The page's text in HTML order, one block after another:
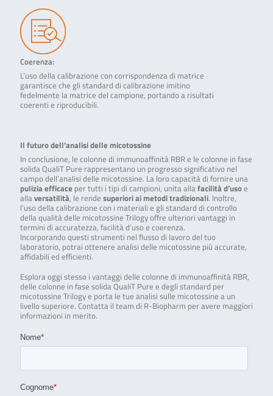
Coerenza:
L’uso della calibrazione con corrispondenza di matrice
garantisce che gli standard di calibrazione imitino
fedelmente la matrice del campione, portando a risultati
coerenti e riproducibili.
Il futuro dell’analisi delle micotossine
In conclusione, le colonne di immunoaffinità RBR e le colonne in fase
solida QualiT Pure rappresentano un progresso significativo nel
campo dell’analisi delle micotossine. La loro capacità di fornire una
pulizia efficace per tutti i tipi di campioni, unita alla facilità d’usoe
alla versatilità, le rende superiori ai metodi tradizionali. Inoltre,
l’uso della calibrazione con i materiali e gli standard di controllo
della qualità delle micotossine Trilogy offre ulteriori vantaggi in
termini di accuratezza, facilità d’uso e coerenza.
Incorporando questi strumenti nel flusso di lavoro del tuo
laboratorio, potrai ottenere analisi delle micotossine più accurate,
affidabili ed efficienti.
Esplora oggi stesso i vantaggi delle colonne di immunoaffinità RBR,
delle colonne in fase solida QualiT Pure e degli standard per
micotossine Trilogy e porta le tue analisi sulle micotossine a un
livello superiore. Contatta il team di R-Biopharm per avere maggiori
informazioni in merito.